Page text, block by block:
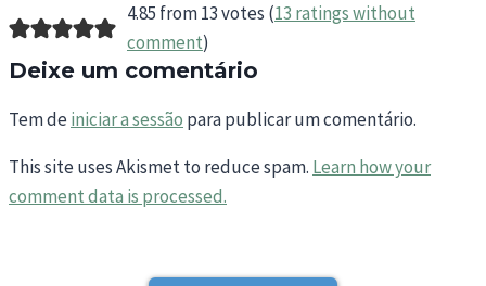
4.85 from 13 votes (13 ratings without
comment)
Deixe um comentário
Tem deiniciar a sessão para publicar um comentário.
This site uses Akismet to reduce spam. Learn how your
comment data is processed.